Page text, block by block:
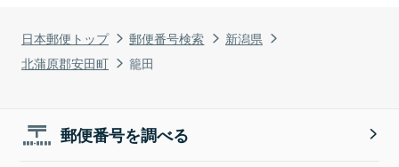
日本郵便トップ 郵便番号検索
新潟県
北蒲原郡安田町
籠田
郵便番号を調べる